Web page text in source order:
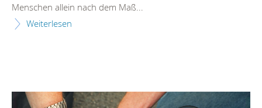
Menschen allein nach dem Maß...
Weiterlesen